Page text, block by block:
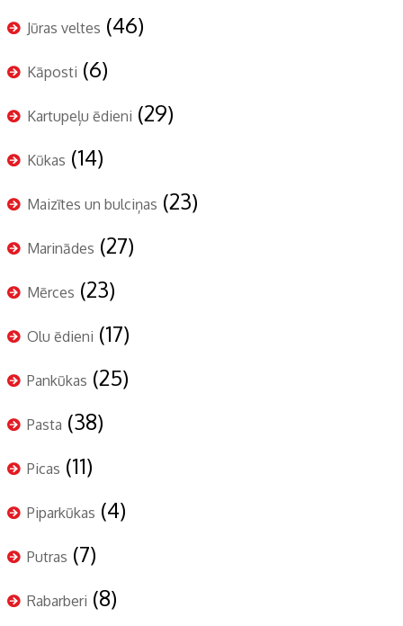
Jūras veltes (46)
Kāposti (6)
Kartupeļu ēdieni (29)
Kūkas (14)
Maizītes un bulciņas (23)
Marinādes (27)
Mērces (23)
Olu ēdieni (17)
Pankūkas (25)
Pasta (38)
Picas (11)
Piparkūkas (4)
Putras (7)
Rabarberi (8)